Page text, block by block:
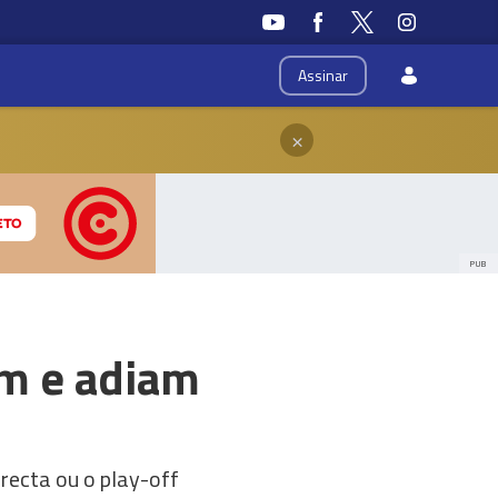
Assinar
×
PUB
e adiam
ou o play-off